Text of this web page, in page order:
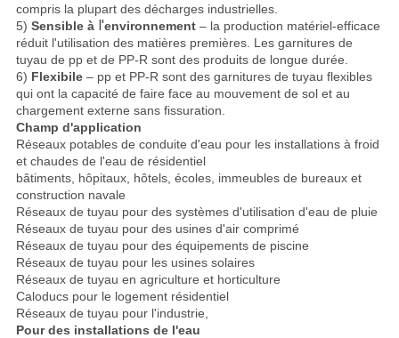
compris la plupart des décharges industrielles.
5) Sensible àl'environnement– la production matériel-efficace
réduit l'utilisation des matières premières. Les garnitures de
tuyau de pp et de PP-R sont des produits de longue durée.
6) Flexibile– pp et PP-R sont des garnitures de tuyau flexibles
qui ont la capacité de faire face au mouvement de sol et au
chargement externe sans fissuration.
Champ d'application
Réseaux potables de conduite d'eau pour les installations à froid
et chaudes de l'eau de résidentiel
bâtiments, hôpitaux, hôtels, écoles, immeubles de bureaux et
construction navale
Réseaux de tuyau pour des systèmes d'utilisation d'eau de pluie
Réseaux de tuyau pour des usines d'air comprimé
Réseaux de tuyau pour des équipements de piscine
Réseaux de tuyau pour les usines solaires
Réseaux de tuyau en agriculture et horticulture
Caloducs pour le logement résidentiel
Réseaux de tuyau pour l'industrie,
Pour des installations de l'eau